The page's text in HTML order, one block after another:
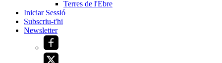
Terres de l'Ebre
Iniciar Sessió
Subscriu-t'hi
Newsletter